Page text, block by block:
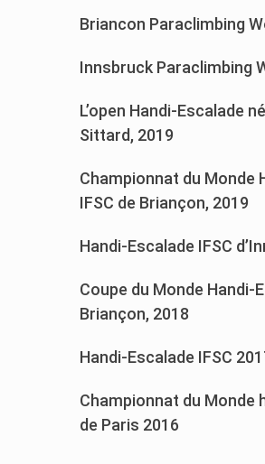
Briancon Paraclimbing
Innsbruck Paraclimbing
L’open Handi-Escalade
Sittard, 2019
Championnat du Monde
IFSC de Briançon, 2019
Handi-Escalade IFSC
Coupe du Monde Handi-
Briançon, 2018
Handi-Escalade IFSC
Championnat du Monde
de Paris 2016